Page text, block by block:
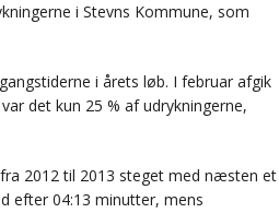
i Stevns Kommune, som
i årets løb. I februar afgik
det kun 25 % af udrykningerne,
2012 til 2013 steget med næsten et
efter 04:13 minutter, mens